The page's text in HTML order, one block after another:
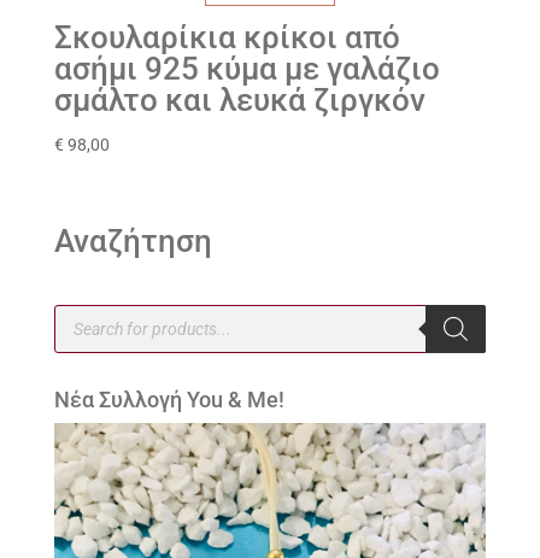
Σκουλαρίκια κρίκοι από
ασήμι 925 κύμα με γαλάζιο
σμάλτο και λευκά ζιργκόν
€ 98,00
Αναζήτηση
Products
search
Νέα Συλλογή You & Me!